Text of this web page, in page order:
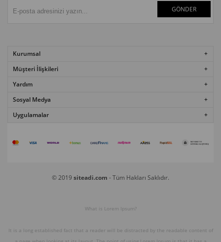
GÖNDER
Kurumsal
Müşteri İlişkileri
Yardım
Sosyal Medya
Uygulamalar
© 2019 siteadi.com - Tüm Hakları Saklıdır.
What is Lorem Ipsum?
It is a long established fact that a reader will be distracted by the readable content of